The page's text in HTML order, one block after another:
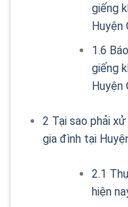
giếng
Huyện
1.6
giếng
Huyện
2 Tại sao phải
gia đình tại
2.1
hiện